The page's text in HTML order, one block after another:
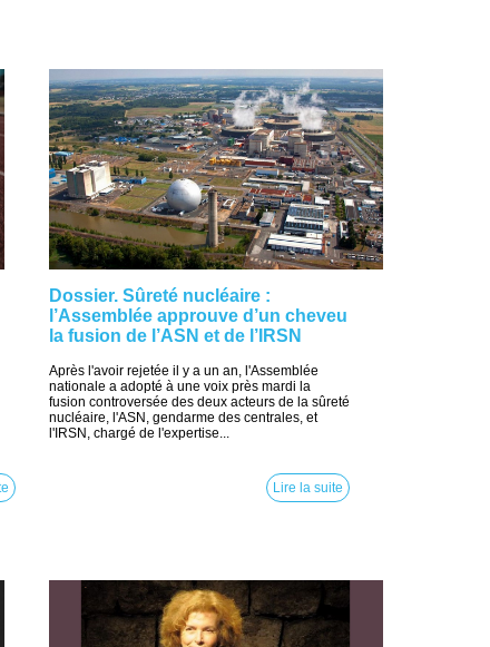
Dossier. Sûreté nucléaire :
l’Assemblée approuve d’un cheveu
la fusion de l’ASN et de l’IRSN
Après l'avoir rejetée il y a un an, l'Assemblée
nationale a adopté à une voix près mardi la
fusion controversée des deux acteurs de la sûreté
nucléaire, l'ASN, gendarme des centrales, et
l'IRSN, chargé de l'expertise...
Lire la suite